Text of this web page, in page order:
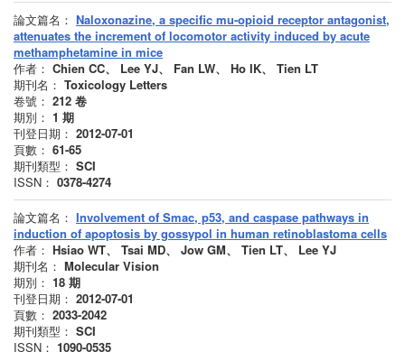
論文篇名： Naloxonazine, a specific mu-opioid receptor antagonist,
attenuates the increment of locomotor activity induced by acute
methamphetamine in mice
作者： Chien CC、 Lee YJ、 Fan LW、 Ho IK、 Tien LT
期刊名： Toxicology Letters
卷號： 212 卷
期別： 1 期
刊登日期： 2012-07-01
頁數： 61-65
期刊類型： SCI
ISSN： 0378-4274
論文篇名： Involvement of Smac, p53, and caspase pathways in
induction of apoptosis by gossypol in human retinoblastoma cells
作者： Hsiao WT、 Tsai MD、 Jow GM、 Tien LT、 Lee YJ
期刊名： Molecular Vision
期別： 18 期
刊登日期： 2012-07-01
頁數： 2033-2042
期刊類型： SCI
ISSN： 1090-0535